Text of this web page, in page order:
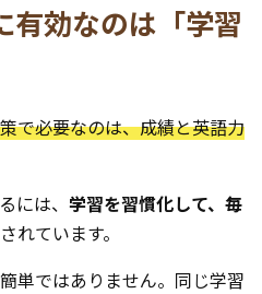
有効なのは「学習
で必要なのは、成績と英語力
には、 学習を習慣化して、毎
れています。
単ではありません。同じ学習